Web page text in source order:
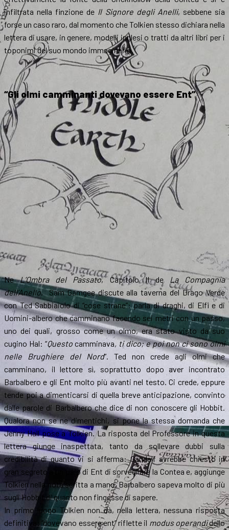
infiltrata nella finzione de Il Signore degli Anelli, sebbene sia
forse un caso raro, dal momento che Tolkien stesso dichiara nella
lettera di usare, in genere, modelli inglesi o tratti da altri libri per i
toponimi del suo mondo immaginario.
“Gli olmi camminanti dovevano essere Ent”
NeL’Ombra del Passato, Capitolo II de
La Compagnia
dell’Anello, Sam Gamgee discute alla taverna del Drago Verde
con Ted Sabbiaiolo di “cose strane”: parla di draghi, di Elfi e di
Uomini-albero che camminano facendo sei metri con un passo,
uno dei quali, grosso come un olmo, era stato visto da suo
cugino Hal: “Questo camminava, ti dico; e poi non ci sono olmi
nelle Brughiere del Nord”. Ted non crede agli olmi che
camminano, il lettore sì, soprattutto dopo aver incontrato
Barbalbero e gli Ent molto più avanti nel testo. Ci crede, eppure
tende poi a dimenticarsi di quella breve anticipazione, convinto
dalle parole di Barbalbero che dice di non conoscere gli Hobbit.
Qualora non se ne dimentichi, si pone la stessa domanda che
Jenny Hall pose a Tolkien. La risposta del Professore in questa
lettera giunge inaspettata, tanto da sollevare dubbi sulla
credibilità di quanto vi si afferma: Gandalf avrebbe chiesto in
gran segreto a un paio di Ent di sorvegliare la Contea e, aggiunge
Tolkien nella nota scritta a mano, Barbalbero sapeva molto di più
sugli Hobbit di quanto non fingesse di sapere.
In primo luogo Tolkien non dà, nella lettera, nessuna risposta
definitiva: “dovevano essere ent” riflette il modus operandidello